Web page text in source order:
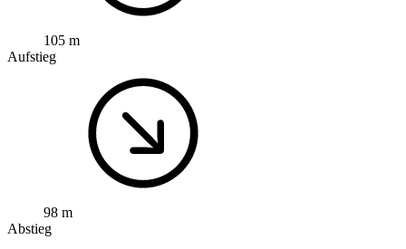
105 m
Aufstieg
98 m
Abstieg